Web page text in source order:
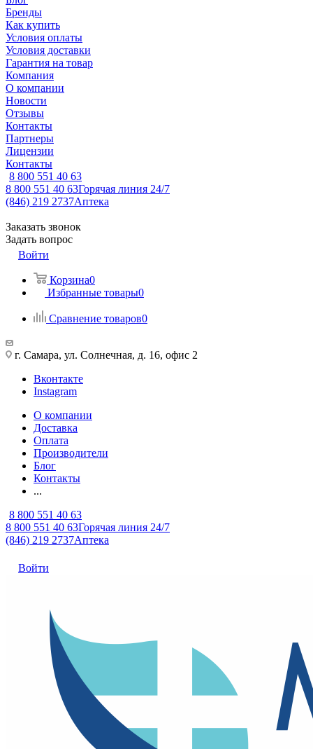
Бренды
Как купить
Условия оплаты
Условия доставки
Гарантия на товар
Компания
О компании
Новости
Отзывы
Контакты
Партнеры
Лицензии
Контакты
8 800 551 40 63
8 800 551 40 63Горячая линия 24/7
(846) 219 2737Аптека
Заказать звонок
Задать вопрос
Войти
Корзина0
Избранные товары0
Сравнение товаров0
г. Самара, ул. Солнечная, д. 16, офис 2
Вконтакте
Instagram
О компании
Доставка
Оплата
Производители
Блог
Контакты
...
8 800 551 40 63
8 800 551 40 63Горячая линия 24/7
(846) 219 2737Аптека
Войти